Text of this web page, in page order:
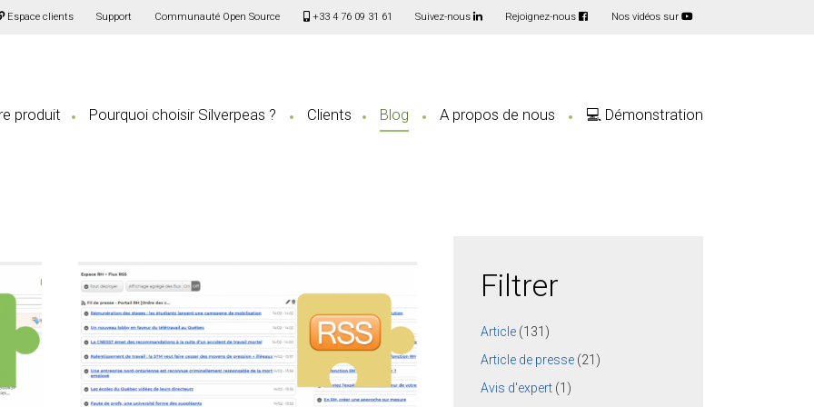
Espace clients Support Communauté Open Source +33 4 76 09 31 61 Suivez-nous Rejoignez-nous Nos vidéos sur
produit Pourquoi choisir Silverpeas ? Clients Blog A propos de nous 💻 Démonstration
Filtrer
Article (131)
Article de presse (21)
Avis d'expert (1)